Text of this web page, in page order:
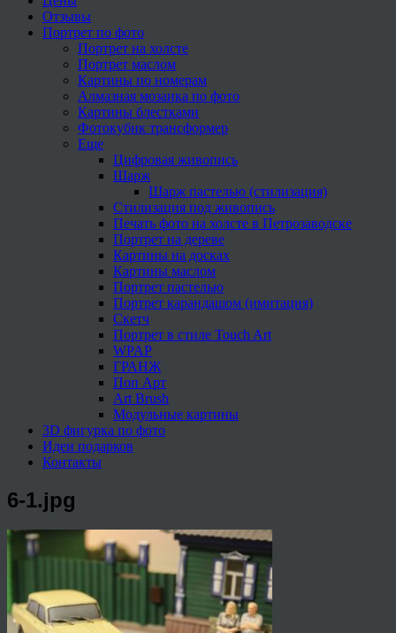
Отзывы
Портрет по фото
Портрет на холсте
Портрет маслом
Картины по номерам
Алмазная мозаика по фото
Картины блестками
Фотокубик трансформер
Еще
Цифровая живопись
Шарж
Шарж пастелью (стилизация)
Стилизация под живопись
Печать фото на холсте в Петрозаводске
Портрет на дереве
Картины на досках
Картины маслом
Портрет пастелью
Портрет карандашом (имитация)
Скетч
Портрет в стиле Touch Art
WPAP
ГРАНЖ
Поп Арт
Art Brush
Модульные картины
3D фигурка по фото
Идеи подарков
Контакты
6-1.jpg